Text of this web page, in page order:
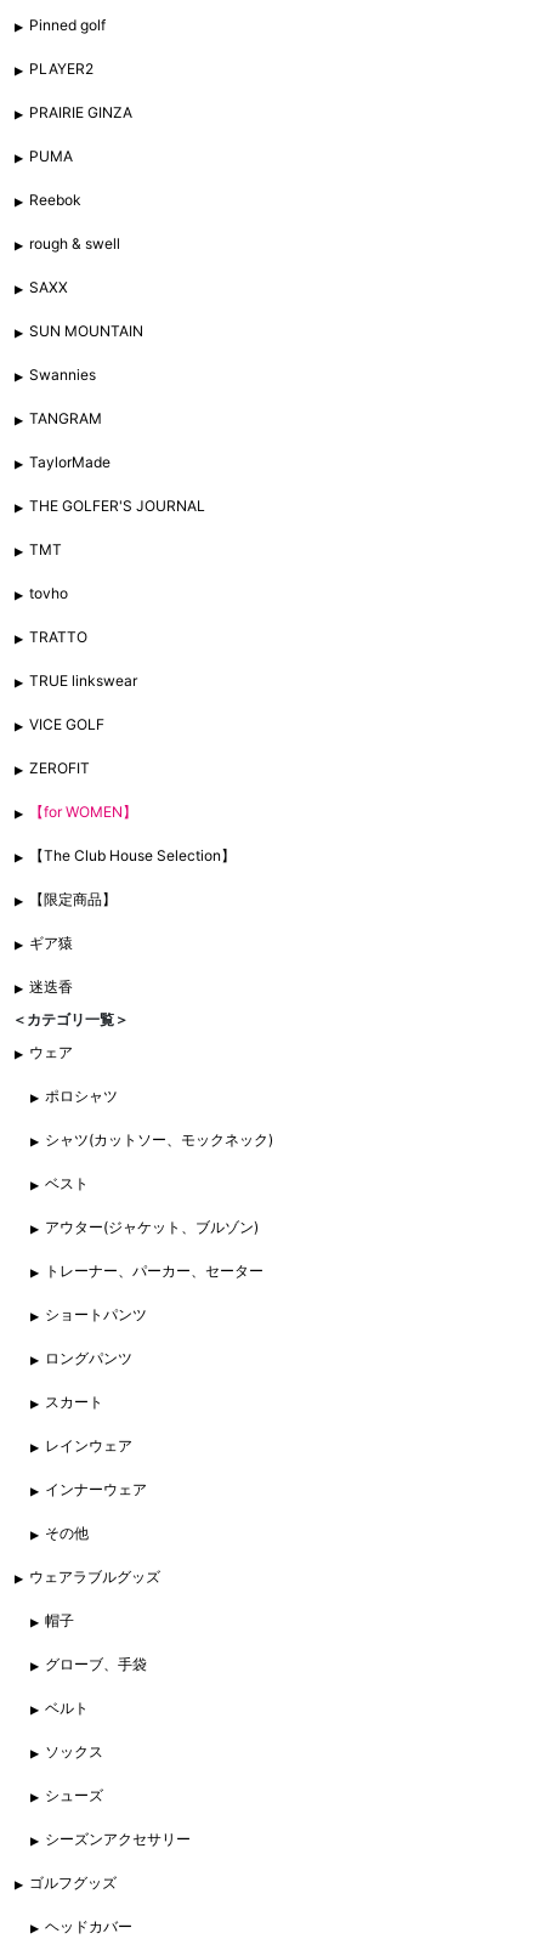
Pinned golf
PLAYER2
PRAIRIE GINZA
PUMA
Reebok
rough & swell
SAXX
SUN MOUNTAIN
Swannies
TANGRAM
TaylorMade
THE GOLFER'S JOURNAL
TMT
tovho
TRATTO
TRUE linkswear
VICE GOLF
ZEROFIT
【for WOMEN】
【The Club House Selection】
【限定商品】
ギア猿
迷迭香
＜カテゴリ一覧＞
ウェア
ポロシャツ
シャツ(カットソー、モックネック)
ベスト
アウター(ジャケット、ブルゾン)
トレーナー、パーカー、セーター
ショートパンツ
ロングパンツ
スカート
レインウェア
インナーウェア
その他
ウェアラブルグッズ
帽子
グローブ、手袋
ベルト
ソックス
シューズ
シーズンアクセサリー
ゴルフグッズ
ヘッドカバー